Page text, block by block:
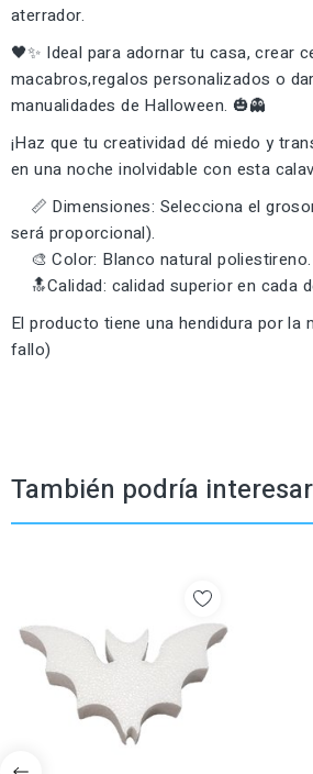
aterrador.
🖤✨ Ideal para adornar tu casa, crear
macabros,regalos personalizados o
manualidades de Halloween. 🎃👻
¡Haz que tu creatividad dé miedo y
en una noche inolvidable con esta
📏 Dimensiones: Selecciona el
será proporcional).
🎨 Color: Blanco natural poliestireno.
🔝Calidad: calidad superior en cada
El producto tiene una hendidura por la
fallo)
También podría